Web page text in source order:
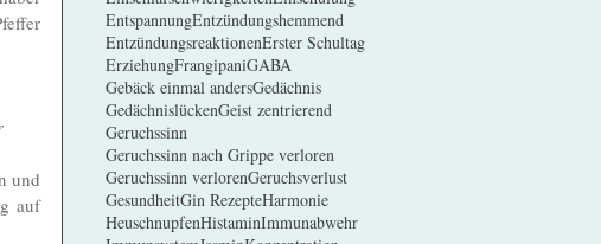
und
auf
EntspannungEntzündungshemmend
EntzündungsreaktionenErster Schultag
ErziehungFrangipaniGABA
Gebäck einmal andersGedächnis
GedächnislückenGeist zentrierend
Geruchssinn
Geruchssinn nach Grippe verloren
Geruchssinn verlorenGeruchsverlust
GesundheitGin RezepteHarmonie
HeuschnupfenHistaminImmunabwehr